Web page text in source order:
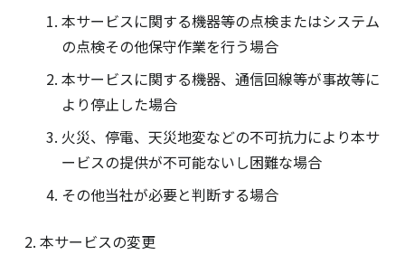
本サービスに関する機器等の点検またはシステム
の点検その他保守作業を行う場合
本サービスに関する機器、通信回線等が事故等に
より停止した場合
火災、停電、天災地変などの不可抗力により本サ
ービスの提供が不可能ないし困難な場合
その他当社が必要と判断する場合
本サービスの変更